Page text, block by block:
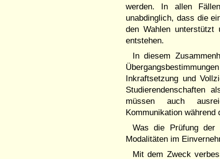
werden. In allen
unabdinglich, dass die
den Wahlen unterstützt
entstehen.
In diesem
Inkraftsetzung und
Studierendenschaften
müssen auch
Kommunikation
Was die Prüfung der
Modalitäten im
Mit dem Zweck